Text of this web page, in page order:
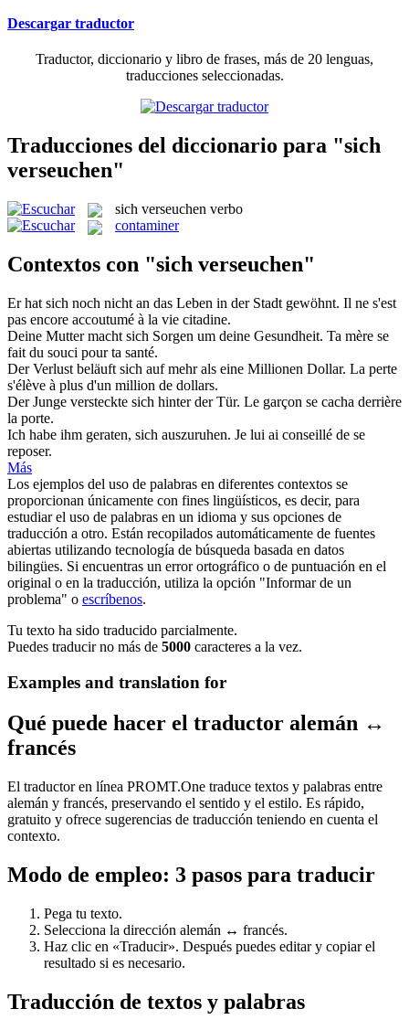
Descargar traductor
Traductor, diccionario y libro de frases, más de 20 lenguas,
traducciones seleccionadas.
Traducciones del diccionario para "sich
verseuchen"
sich verseuchen verbo
contaminer
Contextos con "sich verseuchen"
Er hat sich noch nicht an das Leben in der Stadt gewöhnt. Il ne s'est
pas encore accoutumé à la vie citadine.
Deine Mutter macht sich Sorgen um deine Gesundheit. Ta mère se
fait du souci pour ta santé.
Der Verlust beläuft sich auf mehr als eine Millionen Dollar. La perte
s'élève à plus d'un million de dollars.
Der Junge versteckte sich hinter der Tür. Le garçon se cacha derrière
la porte.
Ich habe ihm geraten, sich auszuruhen. Je lui ai conseillé de se
reposer.
Más
Los ejemplos del uso de palabras en diferentes contextos se
proporcionan únicamente con fines lingüísticos, es decir, para
estudiar el uso de palabras en un idioma y sus opciones de
traducción a otro. Están recopilados automáticamente de fuentes
abiertas utilizando tecnología de búsqueda basada en datos
bilingües. Si encuentras un error ortográfico o de puntuación en el
original o en la traducción, utiliza la opción "Informar de un
problema" o escríbenos.
Tu texto ha sido traducido parcialmente.
Puedes traducir no más de 5000 caracteres a la vez.
Examples and translation for
Qué puede hacer el traductor alemán ↔
francés
El traductor en línea PROMT.One traduce textos y palabras entre
alemán y francés, preservando el sentido y el estilo. Es rápido,
gratuito y ofrece sugerencias de traducción teniendo en cuenta el
contexto.
Modo de empleo: 3 pasos para traducir
Pega tu texto.
Selecciona la dirección alemán ↔ francés.
Haz clic en «Traducir». Después puedes editar y copiar el
resultado si es necesario.
Traducción de textos y palabras